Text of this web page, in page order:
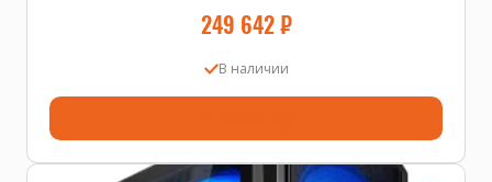
249 642₽
В наличии